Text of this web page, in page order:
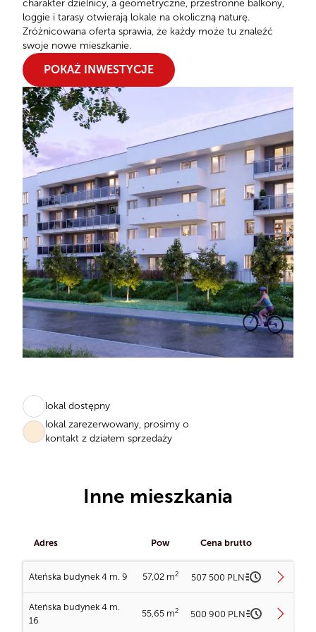
charakter dzielnicy, a geometryczne, przestronne balkony,
loggie i tarasy otwierają lokale na okoliczną naturę.
Zróżnicowana oferta sprawia, że każdy może tu znaleźć
swoje nowe mieszkanie.
POKAŻ INWESTYCJE
lokal dostępny
lokal zarezerwowany, prosimy o
kontakt z działem sprzedaży
Inne mieszkania
Adres Pow Cena brutto
Ateńska budynek 4 m. 9 57,02 m2 507 500 PLN
Ładowanie planów...
Ateńska budynek 4 m.
16
55,65 m2 500 900 PLN